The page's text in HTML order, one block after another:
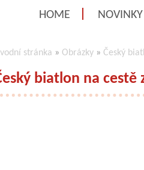
HOME NOVINKY
stránka » Obrázky » Český
biatlon na cestě